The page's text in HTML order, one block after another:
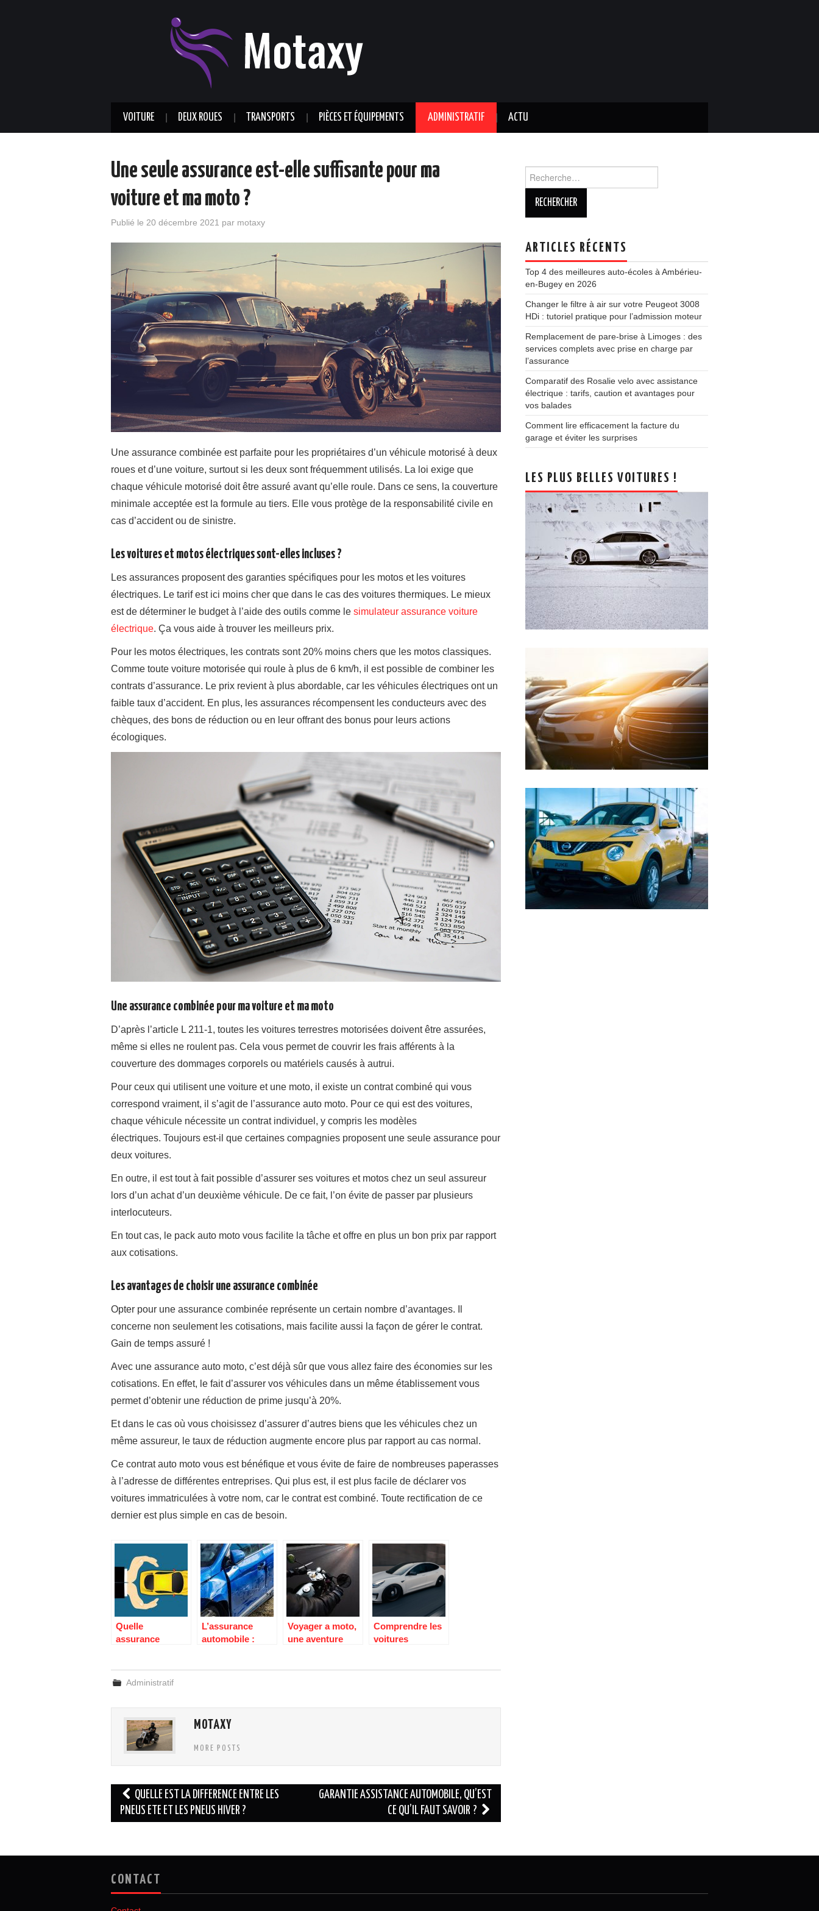
VOITURE DEUX ROUES TRANSPORTS PIÈCES ET ÉQUIPEMENTS ADMINISTRATIF ACTU
Une seule assurance est-elle suffisante pour ma
voiture et ma moto ?
Publié le 20 décembre 2021 par motaxy
Une assurance combinée est parfaite pour les propriétaires d’un véhicule motorisé à deux
roues et d’une voiture, surtout si les deux sont fréquemment utilisés. La loi exige que
chaque véhicule motorisé doit être assuré avant qu’elle roule. Dans ce sens, la couverture
minimale acceptée est la formule au tiers. Elle vous protège de la responsabilité civile en
cas d’accident ou de sinistre.
Les voitures et motos électriques sont-elles incluses ?
Les assurances proposent des garanties spécifiques pour les motos et les voitures
électriques. Le tarif est ici moins cher que dans le cas des voitures thermiques. Le mieux
est de déterminer le budget à l’aide des outils comme le simulateur assurance voiture
électrique. Ça vous aide à trouver les meilleurs prix.
Pour les motos électriques, les contrats sont 20% moins chers que les motos classiques.
Comme toute voiture motorisée qui roule à plus de 6 km/h, il est possible de combiner les
contrats d’assurance. Le prix revient à plus abordable, car les véhicules électriques ont un
faible taux d’accident. En plus, les assurances récompensent les conducteurs avec des
chèques, des bons de réduction ou en leur offrant des bonus pour leurs actions
écologiques.
Une assurance combinée pour ma voiture et ma moto
D’après l’article L 211-1, toutes les voitures terrestres motorisées doivent être assurées,
même si elles ne roulent pas. Cela vous permet de couvrir les frais afférents à la
couverture des dommages corporels ou matériels causés à autrui.
Pour ceux qui utilisent une voiture et une moto, il existe un contrat combiné qui vous
correspond vraiment, il s’agit de l’assurance auto moto. Pour ce qui est des voitures,
chaque véhicule nécessite un contrat individuel, y compris les modèles
électriques. Toujours est-il que certaines compagnies proposent une seule assurance pour
deux voitures.
En outre, il est tout à fait possible d’assurer ses voitures et motos chez un seul assureur
lors d’un achat d’un deuxième véhicule. De ce fait, l’on évite de passer par plusieurs
interlocuteurs.
En tout cas, le pack auto moto vous facilite la tâche et offre en plus un bon prix par rapport
aux cotisations.
Les avantages de choisir une assurance combinée
Opter pour une assurance combinée représente un certain nombre d’avantages. Il
concerne non seulement les cotisations, mais facilite aussi la façon de gérer le contrat.
Gain de temps assuré !
Avec une assurance auto moto, c’est déjà sûr que vous allez faire des économies sur les
cotisations. En effet, le fait d’assurer vos véhicules dans un même établissement vous
permet d’obtenir une réduction de prime jusqu’à 20%.
Et dans le cas où vous choisissez d’assurer d’autres biens que les véhicules chez un
même assureur, le taux de réduction augmente encore plus par rapport au cas normal.
Ce contrat auto moto vous est bénéfique et vous évite de faire de nombreuses paperasses
à l’adresse de différentes entreprises. Qui plus est, il est plus facile de déclarer vos
voitures immatriculées à votre nom, car le contrat est combiné. Toute rectification de ce
dernier est plus simple en cas de besoin.
Quelle
assurance
L’assurance
automobile :
Voyager a moto,
une aventure
Comprendre les
voitures
Administratif
MOTAXY
MORE POSTS
Navigation
des
QUELLE EST LA DIFFERENCE ENTRE LES
PNEUS ETE ET LES PNEUS HIVER ?
GARANTIE ASSISTANCE AUTOMOBILE, QU’EST
CE QU’IL FAUT SAVOIR ?
ARTICLES RÉCENTS
Top 4 des meilleures auto-écoles à Ambérieu-
en-Bugey en 2026
Changer le filtre à air sur votre Peugeot 3008
HDi : tutoriel pratique pour l’admission moteur
Remplacement de pare-brise à Limoges : des
services complets avec prise en charge par
l’assurance
Comparatif des Rosalie velo avec assistance
électrique : tarifs, caution et avantages pour
vos balades
Comment lire efficacement la facture du
garage et éviter les surprises
LES PLUS BELLES VOITURES !
CONTACT